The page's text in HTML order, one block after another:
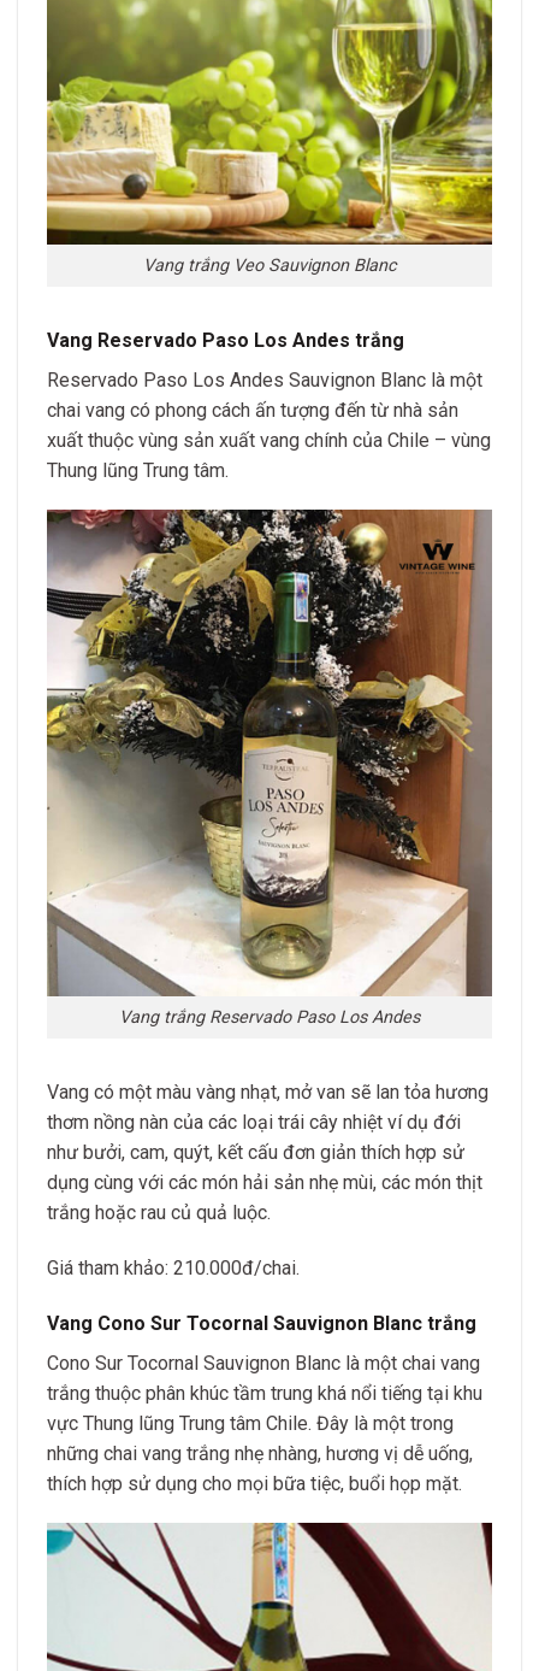
Vang trắng Veo Sauvignon Blanc
Vang Reservado Paso Los Andes trắng
Reservado Paso Los Andes Sauvignon Blanc là một
chai vang có phong cách ấn tượng đến từ nhà sản
xuất thuộc vùng sản xuất vang chính của Chile – vùng
Thung lũng Trung tâm.
Vang trắng Reservado Paso Los Andes
Vang có một màu vàng nhạt, mở van sẽ lan tỏa hương
thơm nồng nàn của các loại trái cây nhiệt ví dụ đới
như bưởi, cam, quýt, kết cấu đơn giản thích hợp sử
dụng cùng với các món hải sản nhẹ mùi, các món thịt
trắng hoặc rau củ quả luộc.
Giá tham khảo: 210.000đ/chai.
Vang Cono Sur Tocornal Sauvignon Blanc trắng
Cono Sur Tocornal Sauvignon Blanc là một chai vang
trắng thuộc phân khúc tầm trung khá nổi tiếng tại khu
vực Thung lũng Trung tâm Chile. Đây là một trong
những chai vang trắng nhẹ nhàng, hương vị dễ uống,
thích hợp sử dụng cho mọi bữa tiệc, buổi họp mặt.